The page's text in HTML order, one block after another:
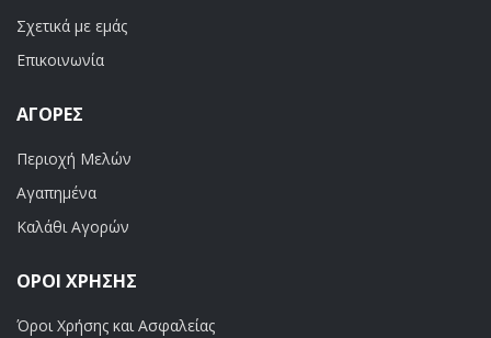
Σχετικά με εμάς
Επικοινωνία
ΑΓΟΡΈΣ
Περιοχή Μελών
Αγαπημένα
Καλάθι Αγορών
ΟΡΟΙ ΧΡΗΣΗΣ
Όροι Χρήσης και Ασφαλείας